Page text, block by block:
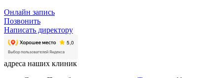
Онлайн запись
Позвонить
Написать директору
адреса наших клиник